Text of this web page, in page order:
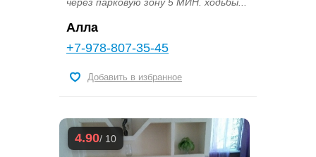
Алла
+7-978-807-35-45
Добавить в избранное
4.90/ 10